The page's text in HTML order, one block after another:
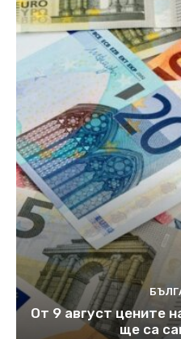
От 9 август цените
ще са